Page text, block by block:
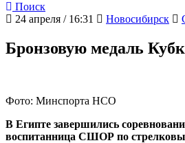
Поиск
24 апреля / 16:31
Новосибирск
Бронзовую медаль
Фото: Минспорта НСО
В Египте завершились
воспитанница СШОР по